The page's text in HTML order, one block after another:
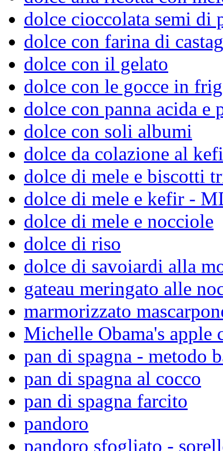
dolce cioccolata semi di
dolce con farina di
dolce con il gelato
dolce con le gocce in
dolce con panna acida e
dolce con soli albumi
dolce da colazione al
dolce di mele e biscotti
dolce di mele e kefir -
dolce di mele e nocciole
dolce di riso
dolce di savoiardi alla
gateau meringato alle
marmorizzato
Michelle Obama's apple
pan di spagna - metodo
pan di spagna al cocco
pan di spagna farcito
pandoro
pandoro sfogliato -